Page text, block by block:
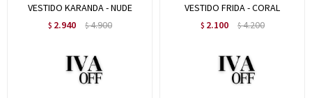
VESTIDO KARANDA - NUDE
$ 2.940 $4.900
VESTIDO FRIDA - CORAL
$ 2.100 $4.200